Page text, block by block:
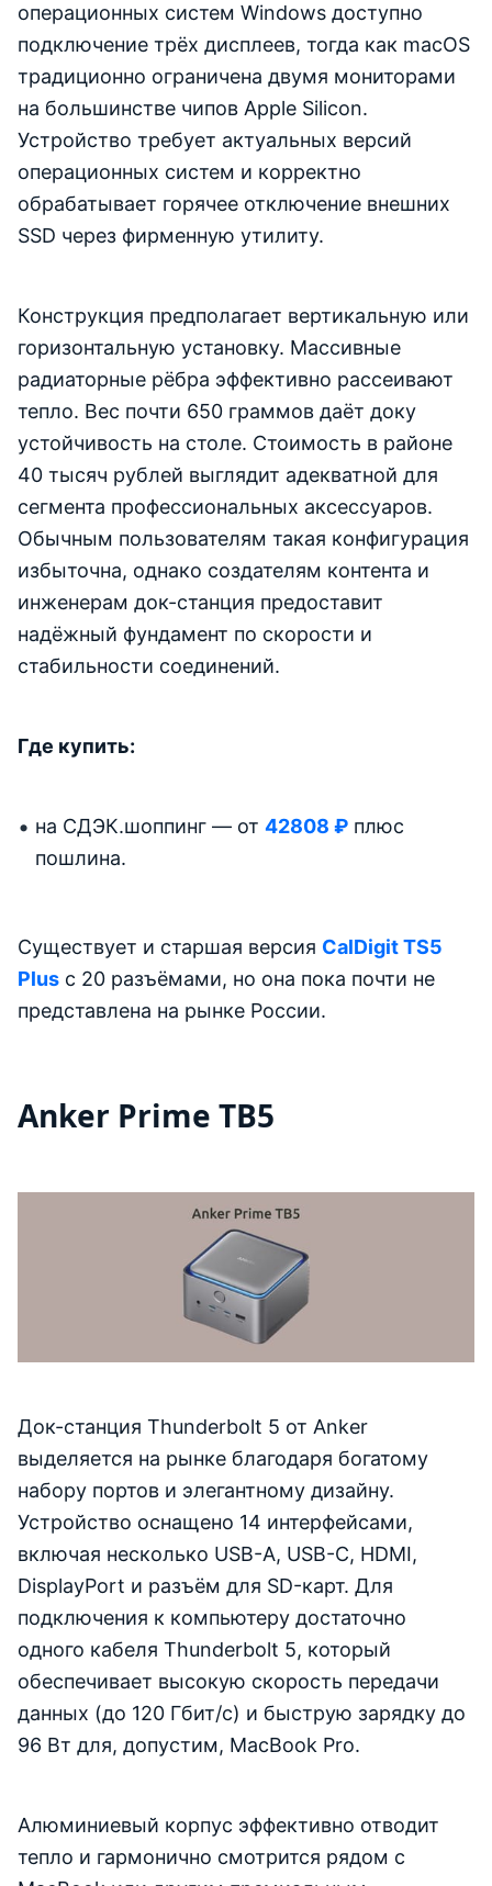
операционных систем Windows доступно
подключение трёх дисплеев, тогда как macOS
традиционно ограничена двумя мониторами
на большинстве чипов Apple Silicon.
Устройство требует актуальных версий
операционных систем и корректно
обрабатывает горячее отключение внешних
SSD через фирменную утилиту.
Конструкция предполагает вертикальную или
горизонтальную установку. Массивные
радиаторные рёбра эффективно рассеивают
тепло. Вес почти 650 граммов даёт доку
устойчивость на столе. Стоимость в районе
40 тысяч рублей выглядит адекватной для
сегмента профессиональных аксессуаров.
Обычным пользователям такая конфигурация
избыточна, однако создателям контента и
инженерам док-станция предоставит
надёжный фундамент по скорости и
стабильности соединений.
Где купить:
на СДЭК.шоппинг — от 42808 ₽ плюс
пошлина.
Существует и старшая версия CalDigit TS5
Plus с 20 разъёмами, но она пока почти не
представлена на рынке России.
Anker Prime TB5
Док-станция Thunderbolt 5 от Anker
выделяется на рынке благодаря богатому
набору портов и элегантному дизайну.
Устройство оснащено 14 интерфейсами,
включая несколько USB-A, USB-C, HDMI,
DisplayPort и разъём для SD-карт. Для
подключения к компьютеру достаточно
одного кабеля Thunderbolt 5, который
обеспечивает высокую скорость передачи
данных (до 120 Гбит/с) и быструю зарядку до
96 Вт для, допустим, MacBook Pro.
Алюминиевый корпус эффективно отводит
тепло и гармонично смотрится рядом с